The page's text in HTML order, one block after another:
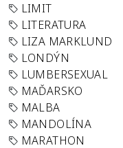
LIMIT
LITERATURA
LIZA MARKLUND
LONDÝN
LUMBERSEXUAL
MAĎARSKO
MALBA
MANDOLÍNA
MARATHON